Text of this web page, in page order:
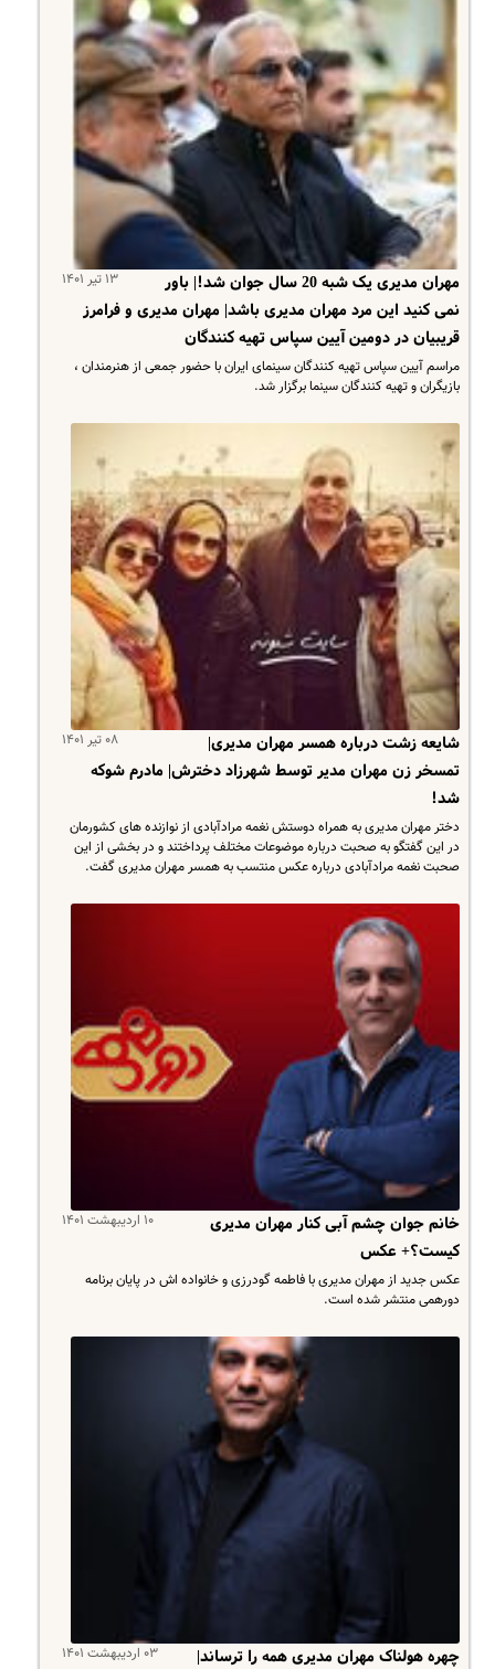
۱۳ تیر ۱۴۰۱
مهران مدیری یک شبه 20 سال جوان شد!| باور
نمی کنید این مرد مهران مدیری باشد| مهران مدیری و فرامرز
قریبیان در دومین آیین سپاس تهیه کنندگان
مراسم آیین سپاس تهیه کنندگان سینمای ایران با حضور جمعی از هنرمندان ،
بازیگران و تهیه کنندگان سینما برگزار شد.
۰۸ تیر ۱۴۰۱
شایعه زشت درباره همسر مهران مدیری|
تمسخر زن مهران مدیر توسط شهرزاد دخترش| مادرم شوکه
شد!
دختر مهران مدیری به همراه دوستش نغمه مرادآبادی از نوازنده های کشورمان
در این گفتگو به صحبت درباره موضوعات مختلف پرداختند و در بخشی از این
صحبت نغمه مرادآبادی درباره عکس منتسب به همسر مهران مدیری گفت.
۱۰ اردیبهشت ۱۴۰۱
خانم جوان چشم آبی کنار مهران مدیری
کیست؟+ عکس
عکس جدید از مهران مدیری با فاطمه گودرزی و خانواده اش در پایان برنامه
دورهمی منتشر شده است.
۰۳ اردیبهشت ۱۴۰۱
چهره هولناک مهران مدیری همه را ترساند|